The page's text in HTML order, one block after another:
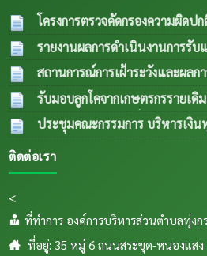
โครงการตรวจคัดกรองความผิด
ความผิดปกติด้านการมองเห็นในก
ปีงบประมาณ พ.ศ.2569
รายงานผลการดำเนินงานการรั
สัตว์ประจำเดือน กรกฎาคม 2569
สถานการณ์การเฝ้าระวังและผล
เล็ก PM 2.5 ประจำเดือน กรกฎา
2569
รับมอบลูกโคจากเกษตรกรรายเ
รายใหม่ (กรณีลูกตัวที่ 1 เพศเมีย
เกษตรกรรายใหม่) เป็นการส่งพื้
สัตว์แก่เกษตรกรในระเต็น โดยกา
ประชุมคณะกรรมการ บริหารเงิน
โครงการเศรษฐกิจชุมชนระดับตำบล
ติดต่อเรา
<
ที่ทำการ องค์การบริหารส่วนตำบลทุ่งก
ที่อยู่: 35 หมู่ 6 ถนนสระขุด-หนองแส